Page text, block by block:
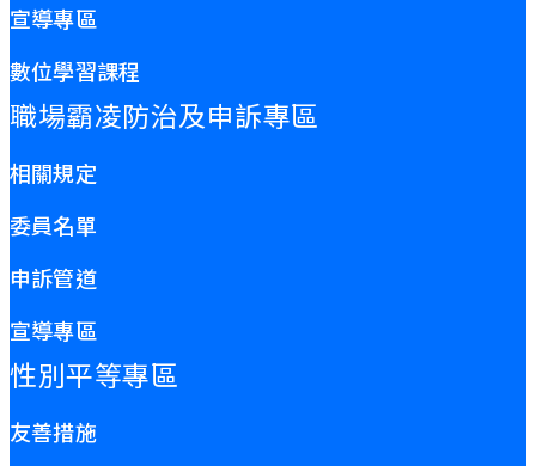
宣導專區
數位學習課程
職場霸凌防治及申訴專區
相關規定
委員名單
申訴管道
宣導專區
性別平等專區
友善措施